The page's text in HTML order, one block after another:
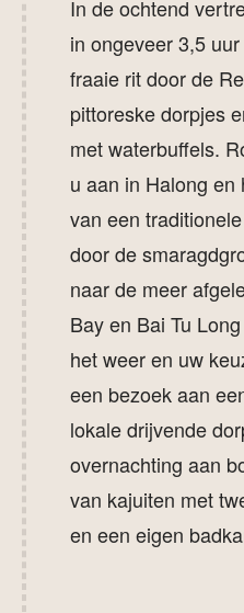
In de ochtend
in ongeveer 3,5
fraaie rit door de
pittoreske dorpjes
met waterbuffels.
u aan in Halong
van een
door de
naar de meer
Bay en Bai Tu
het weer en uw
een bezoek aan
lokale drijvende
overnachting aan
van kajuiten met
en een eigen